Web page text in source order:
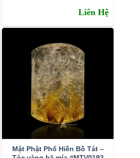
Liên Hệ
Mặt Phật Phổ Hiền Bồ Tát –